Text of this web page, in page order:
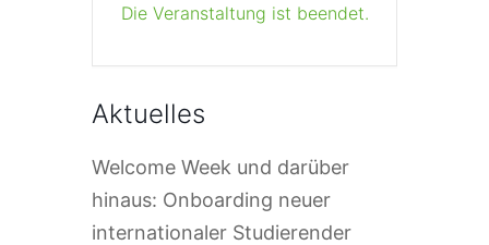
Die Veranstaltung ist beendet.
Aktuelles
Welcome Week und darüber
hinaus: Onboarding neuer
internationaler Studierender